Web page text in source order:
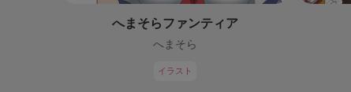
へまそらファンティア
へまそら
イラスト